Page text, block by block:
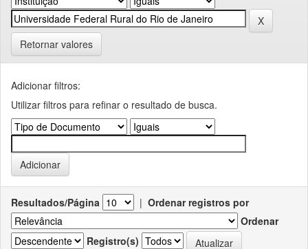
Retornar valores
Adicionar filtros:
Utilizar filtros para refinar o resultado de busca.
Resultados/Página | Ordenar registros por
Ordenar
Registro(s)